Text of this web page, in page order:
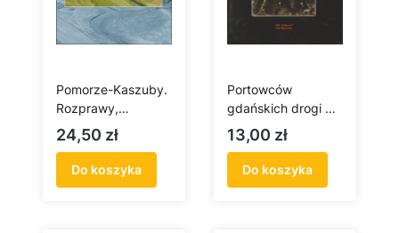
Pomorze-Kaszuby.
Rozprawy,
artykuły, recenzje,
omówienia,
polemiki
Cena
24,50 zł
Do koszyka
Portowców
gdańskich drogi do
wolności
(antykwariat)
Cena
13,00 zł
Do koszyka